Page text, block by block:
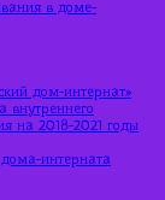
в доме-
дом-интернат»
внутреннего
на 2018-2021 годы
интерната